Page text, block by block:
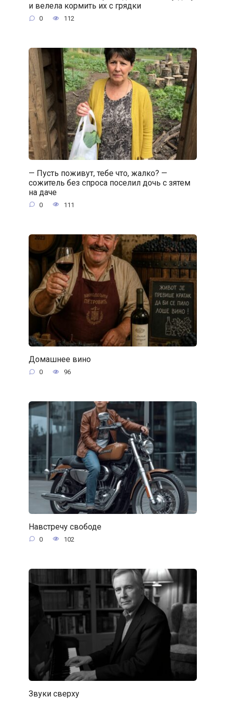
и велела кормить их с грядки
0 112
— Пусть поживут, тебе что, жалко? —
сожитель без спроса поселил дочь с зятем
на даче
0 111
Домашнее вино
0 96
Навстречу свободе
0 102
Звуки сверху